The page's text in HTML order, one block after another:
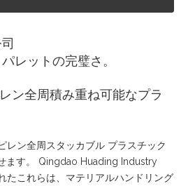
レットの完璧さ。
ン全周積み重ね可能なプラ
レン全周スタッカブル プラスチック
ます。 Qingdao Huading Industry
たこれらは、マテリアルハンドリング